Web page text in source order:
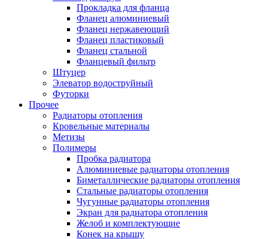
Прокладка для фланца
Фланец алюминиевый
Фланец нержавеющий
Фланец пластиковый
Фланец стальной
Фланцевый фильтр
Штуцер
Элеватор водоструйный
Футорки
Прочее
Радиаторы отопления
Кровельные материалы
Метизы
Полимеры
Пробка радиатора
Алюминиевые радиаторы отопления
Биметаллические радиаторы отопления
Стальные радиаторы отопления
Чугунные радиаторы отопления
Экран для радиатора отопления
Желоб и комплектующие
Конек на крышу